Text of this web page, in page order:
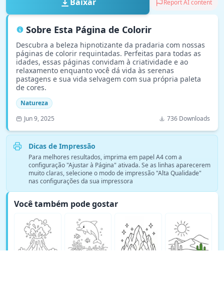
Report AI content
Sobre Esta Página de Colorir
Descubra a beleza hipnotizante da pradaria com nossas
páginas de colorir requintadas. Perfeitas para todas as
idades, essas páginas convidam à criatividade e ao
relaxamento enquanto você dá vida às serenas
pastagens e sua vida selvagem com sua própria paleta
de cores.
Natureza
Jun 9, 2025
736 Downloads
Dicas de Impressão
Para melhores resultados, imprima em papel A4 com a
configuração "Ajustar à Página" ativada. Se as linhas aparecerem
muito claras, selecione o modo de impressão "Alta Qualidade"
nas configurações da sua impressora
Você também pode gostar